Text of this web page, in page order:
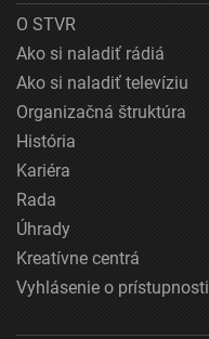
O STVR
Ako si naladiť rádiá
Ako si naladiť televíziu
Organizačná štruktúra
História
Kariéra
Rada
Úhrady
Kreatívne centrá
Vyhlásenie o prístupnosti